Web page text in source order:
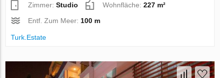
Zimmer:Studio Wohnfläche:227 m²
Entf. Zum Meer: 100 m
Turk.Estate